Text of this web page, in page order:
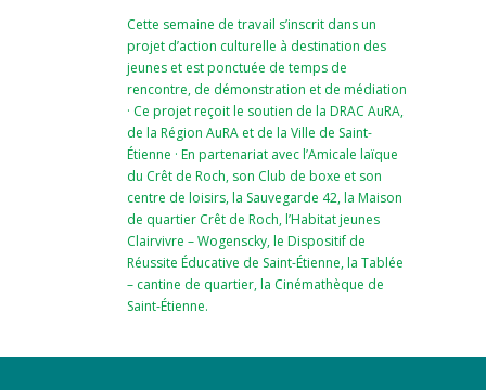
Cette semaine de travail s’inscrit dans un
projet d’action culturelle à destination des
jeunes et est ponctuée de temps de
rencontre, de démonstration et de médiation
· Ce projet reçoit le soutien de la DRAC AuRA,
de la Région AuRA et de la Ville de Saint-
Étienne · En partenariat avec l’Amicale laïque
du Crêt de Roch, son Club de boxe et son
centre de loisirs, la Sauvegarde 42, la Maison
de quartier Crêt de Roch, l’Habitat jeunes
Clairvivre – Wogenscky, le Dispositif de
Réussite Éducative de Saint-Étienne, la Tablée
– cantine de quartier, la Cinémathèque de
Saint-Étienne.